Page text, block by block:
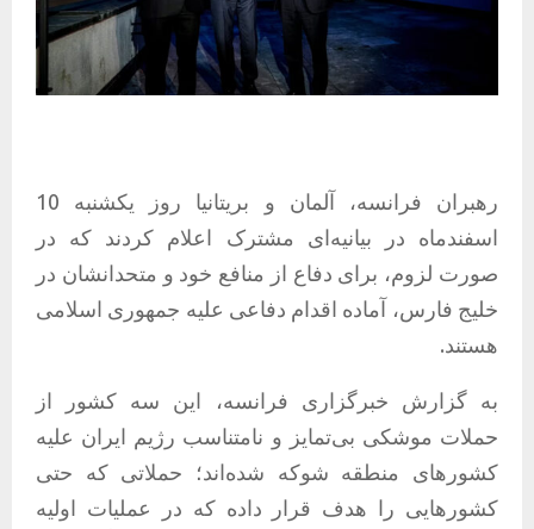
رهبران فرانسه، آلمان و بریتانیا روز یکشنبه 10
اسفندماه در بیانیه‌ای مشترک اعلام کردند که در
صورت لزوم، برای دفاع از منافع خود و متحدانشان در
خلیج فارس، آماده اقدام دفاعی علیه جمهوری اسلامی
هستند.
به گزارش خبرگزاری فرانسه، این سه کشور از
حملات موشکی بی‌تمایز و نامتناسب رژیم ایران علیه
کشورهای منطقه شوکه شده‌اند؛ حملاتی که حتی
کشورهایی را هدف قرار داده که در عملیات اولیه